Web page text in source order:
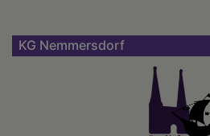
KG Nemmersdorf